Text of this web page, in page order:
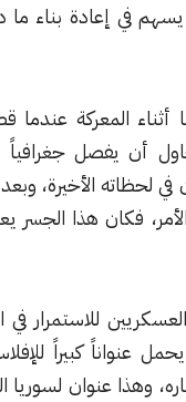
بناء ما دمره النظام
عندما قصف النظام
جغرافياً بين الوسط
وبعد وصولنا إلى
الجسر يعنينا كثيراً في
في التقدم، بعد
للإفلاس، مضيفاً:
لسوريا الجديدة، أن